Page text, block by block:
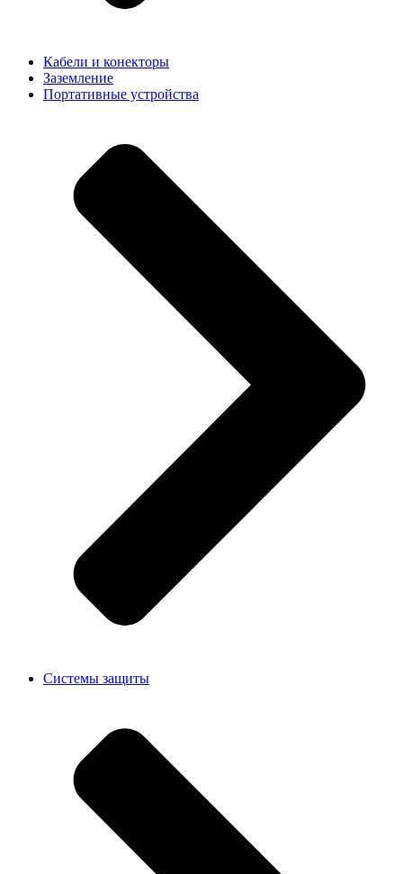
Кабели и конекторы
Заземление
Портативные устройства
Системы защиты